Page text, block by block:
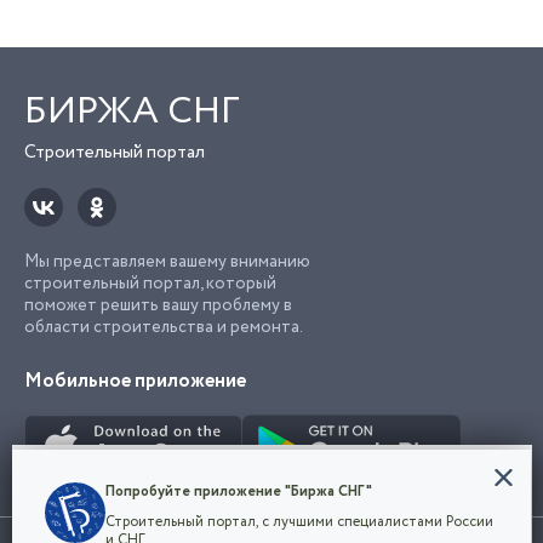
БИРЖА СНГ
Строительный портал
Мы представляем вашему вниманию
строительный портал, который
поможет решить вашу проблему в
области строительства и ремонта.
Мобильное приложение
Использование сайта, в том числе подача объявлений, означает
Конфиденциальность
Мы используем файлы cookie, чтобы сделать
наш сайт удобным для каждого
Попробуйте приложение "Биржа СНГ"
Строительный портал, с лучшими специалистами России